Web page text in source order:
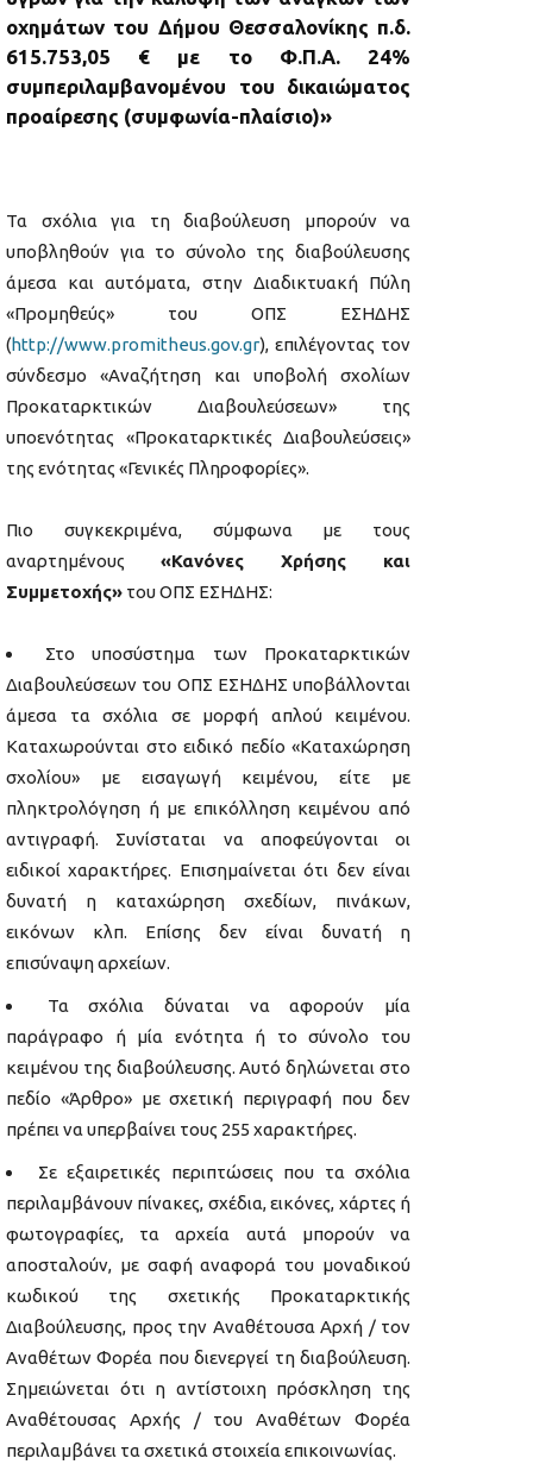
οχημάτων του Δήμου Θεσσαλονίκης π.δ.
615.753,05 € με το Φ.Π.Α. 24%
συμπεριλαμβανομένου του δικαιώματος
προαίρεσης (συμφωνία-πλαίσιο)»
Τα σχόλια για τη διαβούλευση μπορούν να
υποβληθούν για το σύνολο της διαβούλευσης
άμεσα και αυτόματα, στην Διαδικτυακή Πύλη
«Προμηθεύς» του ΟΠΣ ΕΣΗΔΗΣ
(http://www.promitheus.gov.gr), επιλέγοντας τον
σύνδεσμο «Αναζήτηση και υποβολή σχολίων
Προκαταρκτικών Διαβουλεύσεων» της
υποενότητας «Προκαταρκτικές Διαβουλεύσεις»
της ενότητας «Γενικές Πληροφορίες».
Πιο συγκεκριμένα, σύμφωνα με τους
αναρτημένους «Κανόνες Χρήσης και
Συμμετοχής» του ΟΠΣ ΕΣΗΔΗΣ:
Στο υποσύστημα των Προκαταρκτικών
Διαβουλεύσεων του ΟΠΣ ΕΣΗΔΗΣ υποβάλλονται
άμεσα τα σχόλια σε μορφή απλού κειμένου.
Καταχωρούνται στο ειδικό πεδίο «Καταχώρηση
σχολίου» με εισαγωγή κειμένου, είτε με
πληκτρολόγηση ή με επικόλληση κειμένου από
αντιγραφή. Συνίσταται να αποφεύγονται οι
ειδικοί χαρακτήρες. Επισημαίνεται ότι δεν είναι
δυνατή η καταχώρηση σχεδίων, πινάκων,
εικόνων κλπ. Επίσης δεν είναι δυνατή η
επισύναψη αρχείων.
Τα σχόλια δύναται να αφορούν μία
παράγραφο ή μία ενότητα ή το σύνολο του
κειμένου της διαβούλευσης. Αυτό δηλώνεται στο
πεδίο «Άρθρο» με σχετική περιγραφή που δεν
πρέπει να υπερβαίνει τους 255 χαρακτήρες.
Σε εξαιρετικές περιπτώσεις που τα σχόλια
περιλαμβάνουν πίνακες, σχέδια, εικόνες, χάρτες ή
φωτογραφίες, τα αρχεία αυτά μπορούν να
αποσταλούν, με σαφή αναφορά του μοναδικού
κωδικού της σχετικής Προκαταρκτικής
Διαβούλευσης, προς την Αναθέτουσα Αρχή / τον
Αναθέτων Φορέα που διενεργεί τη διαβούλευση.
Σημειώνεται ότι η αντίστοιχη πρόσκληση της
Αναθέτουσας Αρχής / του Αναθέτων Φορέα
περιλαμβάνει τα σχετικά στοιχεία επικοινωνίας.